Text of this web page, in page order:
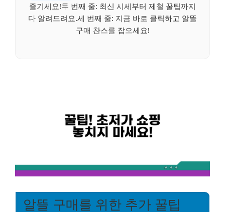
즐기세요!두 번째 줄: 최신 시세부터 제철 꿀팁까지
다 알려드려요.세 번째 줄: 지금 바로 클릭하고 알뜰
구매 찬스를 잡으세요!
알뜰 구매를 위한 추가 꿀팁